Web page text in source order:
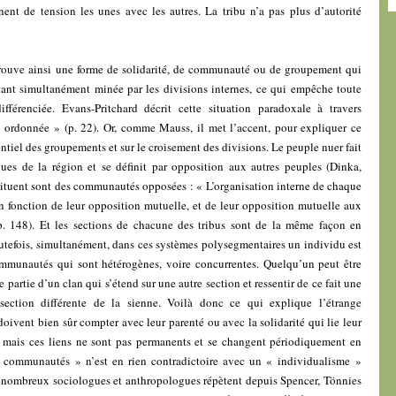
de tension les unes avec les autres. La tribu n’a pas plus d’autorité
ainsi une forme de solidarité, de communauté ou de groupement qui
simultanément minée par les divisions internes, ce qui empêche toute
Evans-Pritchard décrit cette situation paradoxale à travers
» (p. 22). Or, comme Mauss, il met l’accent, pour expliquer ce
des groupements et sur le croisement des divisions. Le peuple nuer fait
de la région et se définit par opposition aux autres peuples (Dinka,
sont des communautés opposées : « L’organisation interne de chaque
fonction de leur opposition mutuelle, et de leur opposition mutuelle aux
Et les sections de chacune des tribus sont de la même façon en
simultanément, dans ces systèmes polysegmentaires un individu est
qui sont hétérogènes, voire concurrentes. Quelqu’un peut être
d’un clan qui s’étend sur une autre section et ressentir de ce fait une
différente de la sienne. Voilà donc ce qui explique l’étrange
bien sûr compter avec leur parenté ou avec la solidarité qui lie leur
ces liens ne sont pas permanents et se changent périodiquement en
» n’est en rien contradictoire avec un « individualisme »
sociologues et anthropologues répètent depuis Spencer, Tönnies